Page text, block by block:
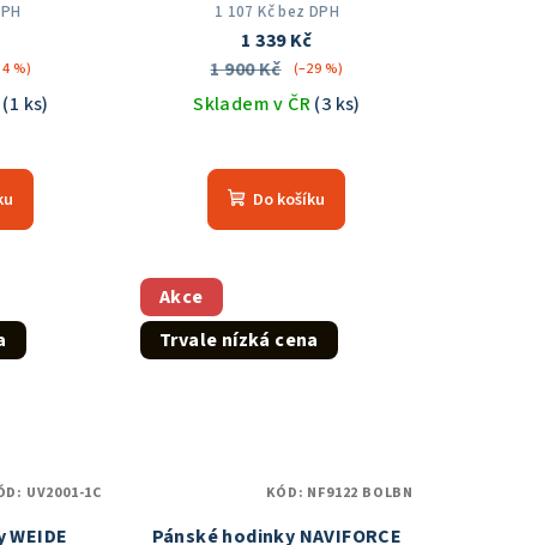
%)
(1 ks)
1 107 Kč bez DPH
1 339 Kč
1 900 Kč
(–29 %)
Skladem v ČR(3 ks)
hodnocení
produktu
je
5
hvězdiček.
Do košíku
UV2001-1C
Akce
Trvale nízká cena
Pánské hodinky NAVIFORCE
KÓD: NF9122 BOLBN